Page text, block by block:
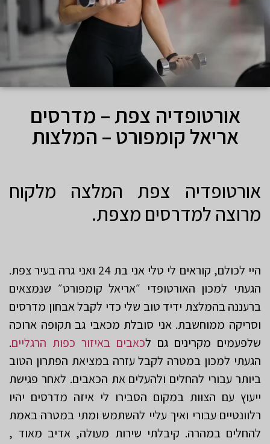
אורטופדיה צפת – מדרסים
אריאל קומפורט – המלצות
אורטופדיה צפת המלצה מלקוח
מרוצה למדרסים מצפת.
היי לכולם, קוראים לי טלי אני בת 24 ואני גרה בעיר צפת.
הגעתי למכון האורטופדי ״אריאל קומפורט״ שנמצאים
ברעננה בהמלצת ידיד טוב שלי כדי לקבל אבחון מדרסים
וסריקה ממוחשבת. אני סובלת מכאבי גב תקופה ארוכה
שלפעמים מקרינים גם לכאבים באיזור כפות הרגליים.
הגעתי למכון במטרה לקבל עזרה במציאת הפתרון הטוב
ביותר עבורי להחלים ולהעלים את הכאבים. לאחר פגישת
ייעוץ עם הצוות במקום הסבירו לי איזה מדרסים יהיו
רלוונטיים עבורי ואיך עליי להשתמש ומתי במטרה באמת
להחלים במהרה. קיבלתי שירות מעולה, אדיב מאוד ,